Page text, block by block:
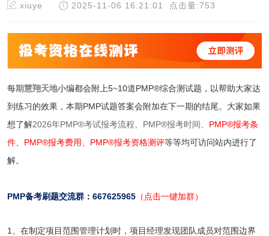
xiuye 2025-11-06 16:21:01 点击量:753
每期慧翔天地小编都会附上5~10道PMP®综合测试题，以帮助大家达
到练习的效果，本期PMP试题答案会附加在下一期的结尾。大家如果
想了解2026年PMP®考试报考流程、 PMP®报考时间、 PMP®报考条
件、 PMP®报考费用、 PMP®报考资格测评等等均可访问站内进行了
解。
PMP备考刷题交流群：667625965（点击一键加群）
1、在制定项目范围管理计划时，项目经理发现团队成员对范围边界